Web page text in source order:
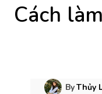
Cách
ByThủy